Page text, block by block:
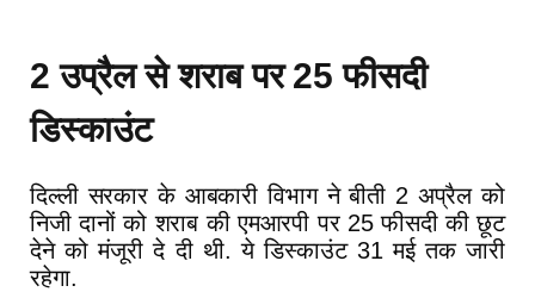
2उप्रैलसेशराबपर25फीसदी
डिस्काउंट
दिल्ली सरकार के आबकारी विभाग ने बीती 2 अप्रैल को
निजी दानों को शराब की एमआरपी पर25फीसदी की छूट
देने को मंजूरी दे दी थी.ये डिस्काउंट31मई तक जारी
रहेगा.